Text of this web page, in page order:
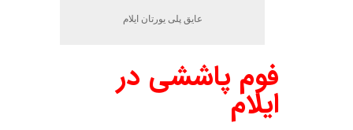
عایق پلی یورتان ایلام
فوم پاششی در
ایلام